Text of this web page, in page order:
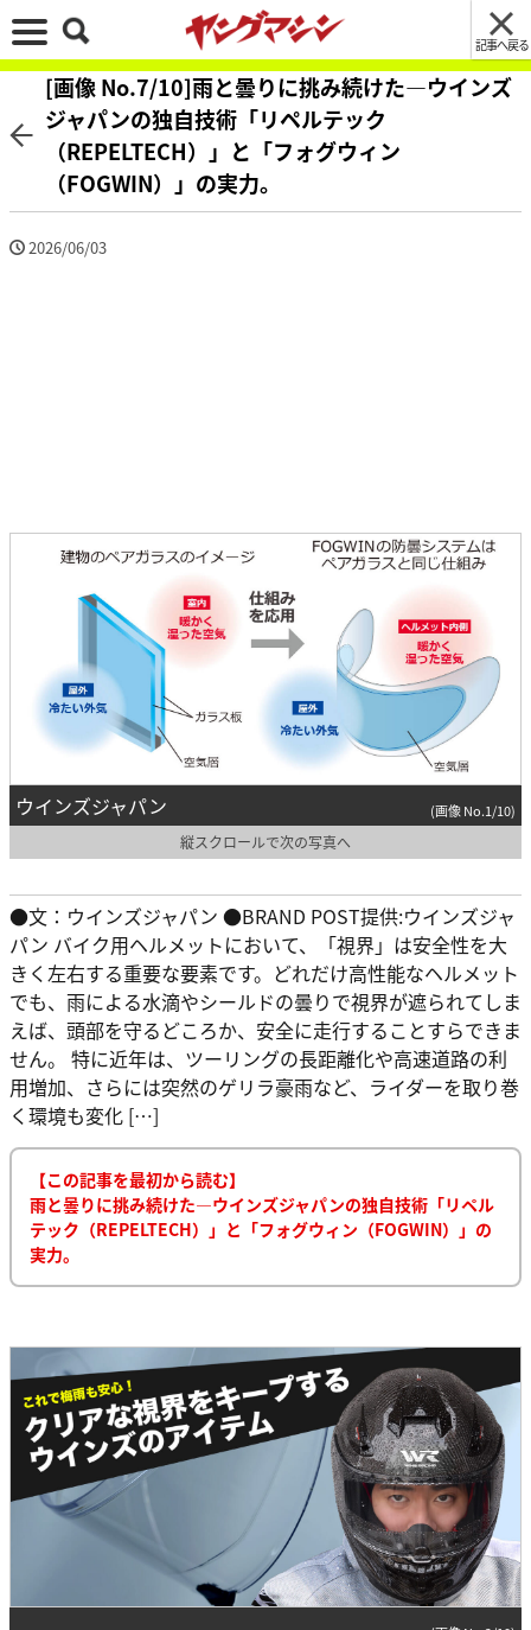
記事へ戻る
[画像 No.7/10]雨と曇りに挑み続けた―ウインズ
ジャパンの独自技術「リペルテック
（REPELTECH）」と「フォグウィン
（FOGWIN）」の実力。
2026/06/03
ウインズジャパン (画像 No.1/10)
縦スクロールで次の写真へ
●文：ウインズジャパン ●BRAND POST提供:ウインズジャ
パン バイク用ヘルメットにおいて、「視界」は安全性を大
きく左右する重要な要素です。どれだけ高性能なヘルメット
でも、雨による水滴やシールドの曇りで視界が遮られてしま
えば、頭部を守るどころか、安全に走行することすらできま
せん。 特に近年は、ツーリングの長距離化や高速道路の利
用増加、さらには突然のゲリラ豪雨など、ライダーを取り巻
く環境も変化 […]
【この記事を最初から読む】
雨と曇りに挑み続けた―ウインズジャパンの独自技術「リペル
テック（REPELTECH）」と「フォグウィン（FOGWIN）」の
実力。